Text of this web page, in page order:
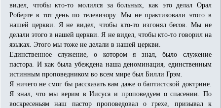
видел, чтобы кто-то молился за больных, как это делал Орал
Роберте в тот день по телевизору. Мы не практиковали этого в
нашей церкви. Я не видел, чтобы кто-то изгонял бесов. Мы не
делали этого в нашей церкви. Я не видел, чтобы кто-то говорил на
языках. Этого мы тоже не делали в нашей церкви.
Единственное служение, о котором я знал, было служение
пастора. И как была убеждена наша деноминация, единственным
истинным проповедником во всем мире был Билли Грэм.
Я ничего не смог бы рассказать вам даже о баптистской доктрине.
Я знал, что мы верим в Иисуса и проповедуем о спасении. По
воскресеньям наш пастор проповедовал о грехе, призывал к